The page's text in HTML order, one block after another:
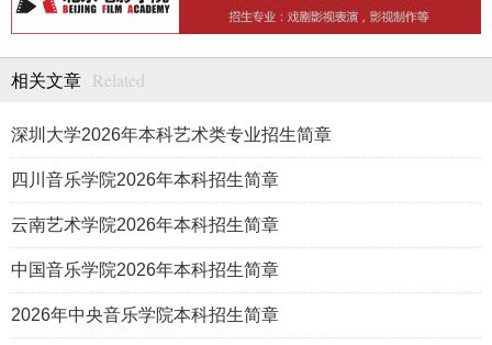
相关文章 Related
深圳大学2026年本科艺术类专业招生简章
四川音乐学院2026年本科招生简章
云南艺术学院2026年本科招生简章
中国音乐学院2026年本科招生简章
2026年中央音乐学院本科招生简章